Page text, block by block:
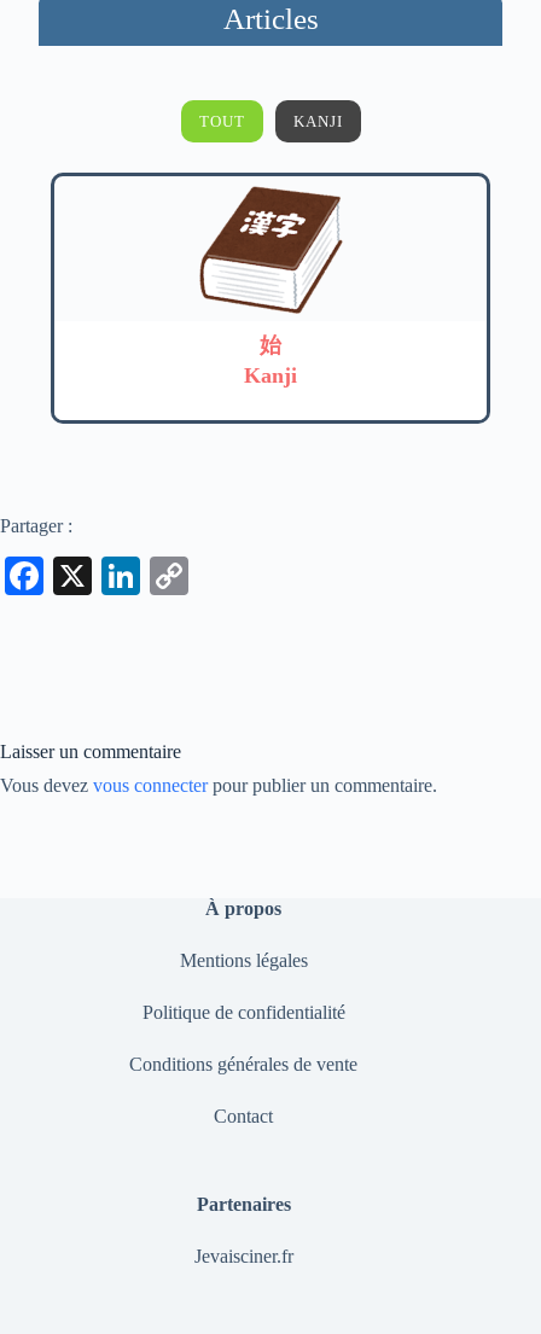
Articles
TOUT KANJI
始
Kanji
Partager :
Fa
X
Li
Laisser un commentaire
Vous devez vous connecterpour publier un commentaire.
À propos
Mentions légales
Politique de confidentialité
Conditions générales de vente
Contact
Partenaires
Jevaisciner.fr